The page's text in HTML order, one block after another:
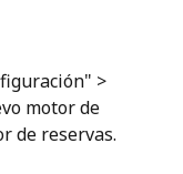
>
motor de
de reservas.